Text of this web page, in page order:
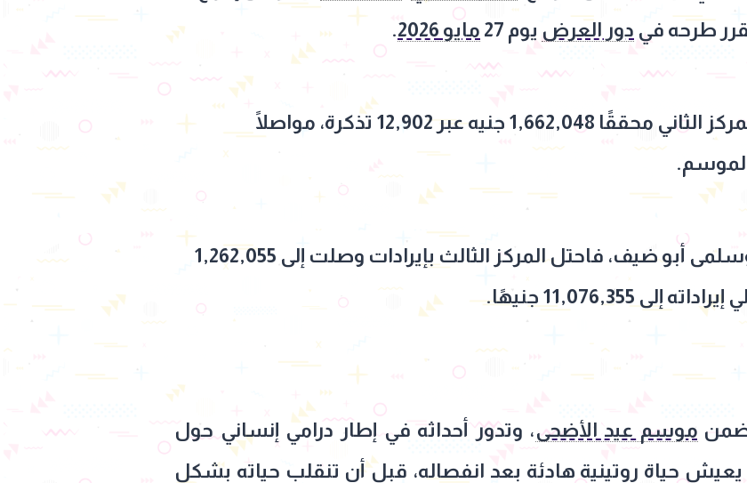
طرحه في دور العرض يوم 27 مايو 2026 .
؟!" في المركز الثاني محققًا 1,662,048 جنيه عبر 12,902 تذكرة، مواصلًا
وسلمى أبو ضيف، فاحتل المركز الثالث بإيرادات وصلت إلى 1,262,055
ضمن موسم عيد الأضحى، وتدور أحداثه في إطار درامي إنساني حول
حياة روتينية هادئة بعد انفصاله، قبل أن تنقلب حياته بشكل